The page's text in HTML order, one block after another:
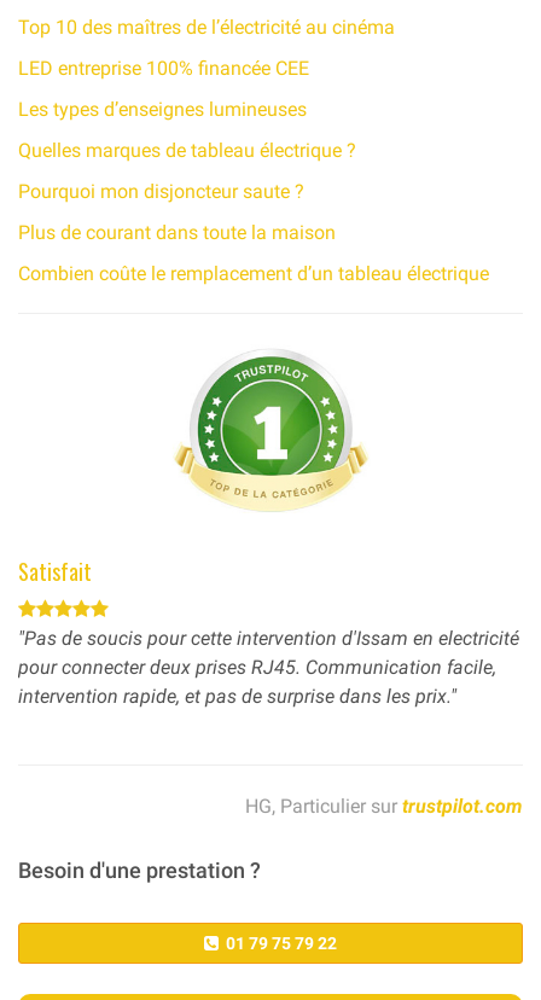
Top 10 des maîtres de l’électricité au cinéma
LED entreprise 100% financée CEE
Les types d’enseignes lumineuses
Quelles marques de tableau électrique ?
Pourquoi mon disjoncteur saute ?
Plus de courant dans toute la maison
Combien coûte le remplacement d’un tableau électrique
Satisfait
"Pas de soucis pour cette intervention d'Issam en electricité
pour connecter deux prises RJ45. Communication facile,
intervention rapide, et pas de surprise dans les prix."
HG, Particulier sur trustpilot.com
Besoin d'une prestation ?
01 79 75 79 22